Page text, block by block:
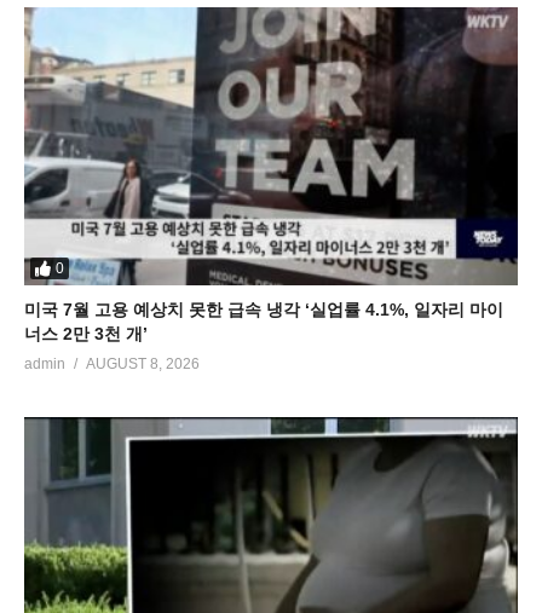
0
미국 7월 고용 예상치 못한 급속 냉각 ‘실업률 4.1%, 일자리 마이
너스 2만 3천 개’
admin AUGUST 8, 2026